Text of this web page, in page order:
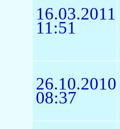
16.03.2011
11:51
26.10.2010
08:37